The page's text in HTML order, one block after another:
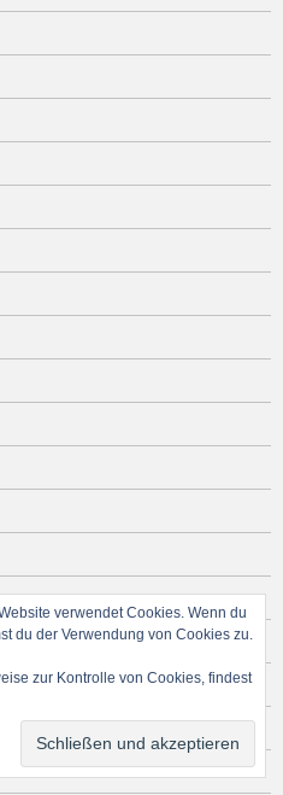
verwendet Cookies. Wenn du
du der Verwendung von Cookies zu.
zur Kontrolle von Cookies, findest